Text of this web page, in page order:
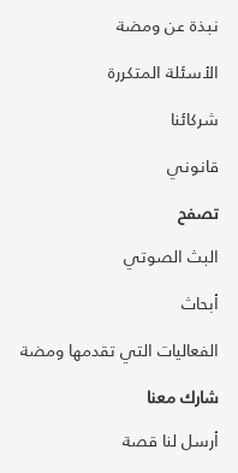
نبذة عن ومضة
الأسئلة المتكررة
شركائنا
قانوني
تصفح
البث الصوتي
أبحاث
الفعاليات التي تقدمها ومضة
شارك معنا
أرسل لنا قصة